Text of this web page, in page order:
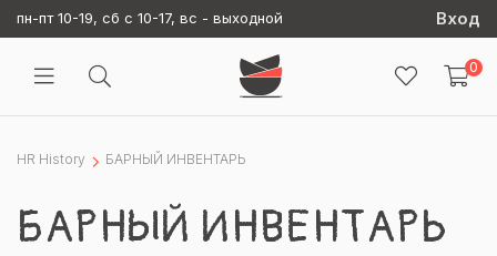
пн-пт 10-19, сб с 10-17, вс - выходной Вход
0
HR History БАРНЫЙ ИНВЕНТАРЬ
БАРНЫЙ ИНВЕНТАРЬ